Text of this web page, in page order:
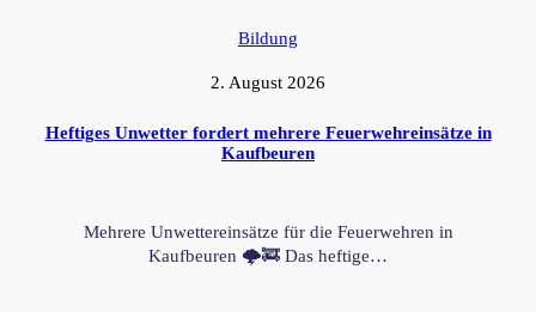
Bildung
2. August 2026
Heftiges Unwetter fordert mehrere Feuerwehreinsätze in
Kaufbeuren
Mehrere Unwettereinsätze für die Feuerwehren in
Kaufbeuren 🌩️🚒 Das heftige…